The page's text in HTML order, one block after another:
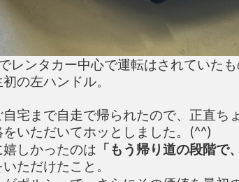
レンタカー中心で運転はされていたも
の左ハンドル。
宅まで自走で帰られたので、正直ち
いただいてホッとしました。(^^)
しかったのは 「もう帰り道の段階で
ただけたこと。